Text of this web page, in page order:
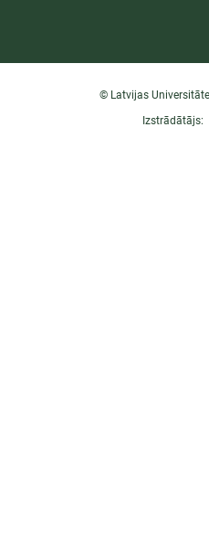
© Latvijas
Izstrādātājs: